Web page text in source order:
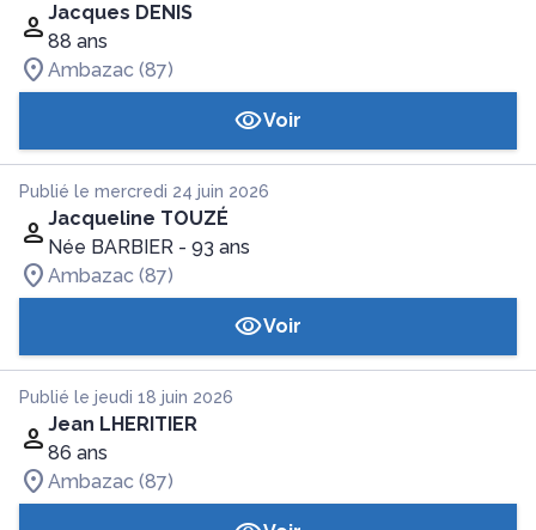
Jacques DENIS
88 ans
Ambazac (87)
Voir
Publié le mercredi 24 juin 2026
Jacqueline TOUZÉ
Née BARBIER - 93 ans
Ambazac (87)
Voir
Publié le jeudi 18 juin 2026
Jean LHERITIER
86 ans
Ambazac (87)